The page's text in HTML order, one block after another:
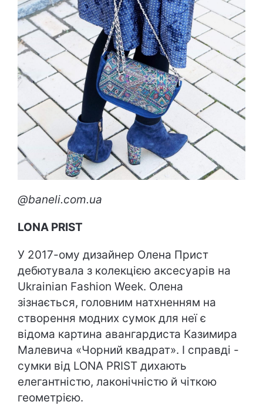
@baneli.com.ua
LONA PRIST
У 2017-ому дизайнер Олена Прист
дебютувала з колекцією аксесуарів на
Ukrainian Fashion Week. Олена
зізнається, головним натхненням на
створення модних сумок для неї є
відома картина авангардиста Казимира
Малевича «Чорний квадрат». І справді -
сумки від LONA PRIST дихають
елегантністю, лаконічністю й чіткою
геометрією.